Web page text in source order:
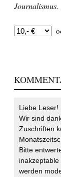
Journalismus.
Liebe Leser!
Wir sind
Zuschriften
Bitte
werden